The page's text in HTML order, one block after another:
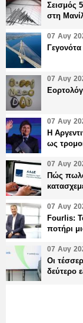
Σεισμός
στη
07 Αυγ
07 Αυγ
07 Αυγ
Η
ως
07 Αυγ
Πώς
07 Αυγ
Fourlis:
ποτήρι
07 Αυγ
Οι
δεύτερο